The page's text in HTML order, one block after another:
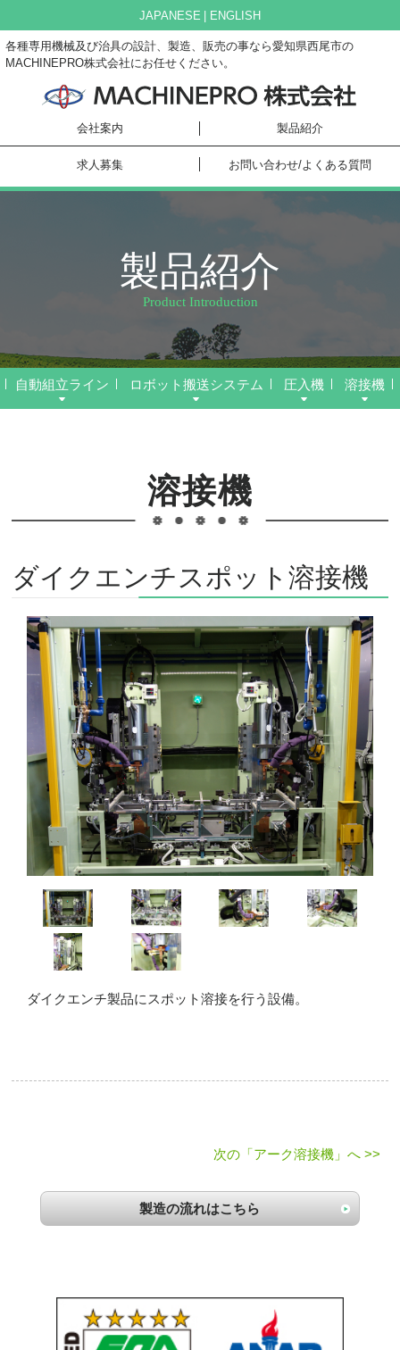
JAPANESE ENGLISH
各種専用機械及び治具の設計、製造、販売の事なら愛知県西尾市の
MACHINEPRO株式会社にお任せください。
会社案内 製品紹介
求人募集 お問い合わせ/よくある質問
製品紹介
Product Introduction
自動組立ライン ロボット搬送システム 圧入機 溶接機
溶接機
ダイクエンチスポット溶接機
ダイクエンチ製品にスポット溶接を行う設備。
次の「アーク溶接機」へ >>
製造の流れはこちら